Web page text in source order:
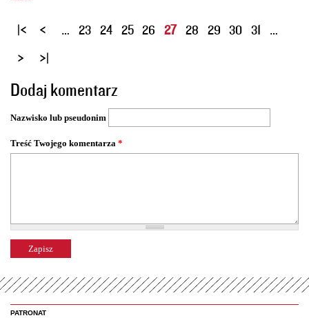
S
o
n
y
… 23 24 25 26 27 28 29 30 31 …
Dodaj komentarz
Nazwisko lub pseudonim
Treść Twojego komentarza *
PATRONAT